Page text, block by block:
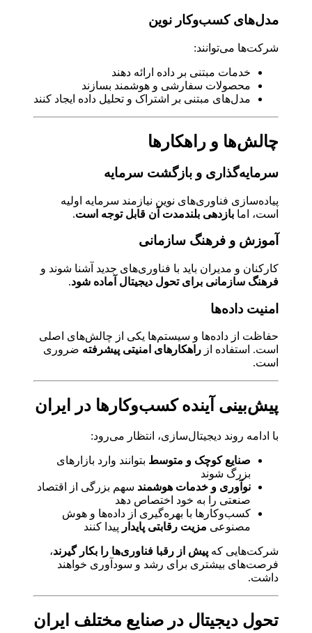
مدل‌های کسب‌وکار نوین
شرکت‌ها می‌توانند:
خدمات مبتنی بر داده ارائه دهند
محصولات سفارشی و هوشمند بسازند
مدل‌های مبتنی بر اشتراک و تحلیل داده ایجاد کنند
چالش‌ها و راهکارها
سرمایه‌گذاری و بازگشت سرمایه
پیاده‌سازی فناوری‌های نوین نیازمند سرمایه اولیه
است، اما بازدهی بلندمدت آن قابل توجه است.
آموزش و فرهنگ سازمانی
کارکنان و مدیران باید با فناوری‌های جدید آشنا شوند و
فرهنگ سازمانی برای تحول دیجیتال آماده شود.
امنیت داده‌ها
حفاظت از داده‌ها و سیستم‌ها یکی از چالش‌های اصلی
است. استفاده از راهکارهای امنیتی پیشرفته ضروری
است.
پیش‌بینی آینده کسب‌وکارها در ایران
با ادامه روند دیجیتال‌سازی، انتظار می‌رود:
صنایع کوچک و متوسط بتوانند وارد بازارهای
بزرگ شوند
نوآوری و خدمات هوشمند سهم بزرگی از اقتصاد
صنعتی را به خود اختصاص دهد
کسب‌وکارها با بهره‌گیری از داده‌ها و هوش
مصنوعی مزیت رقابتی پایدار پیدا کنند
شرکت‌هایی که پیش از رقبا فناوری‌ها را بکار گیرند،
فرصت‌های بیشتری برای رشد و سودآوری خواهند
داشت.
تحول دیجیتال در صنایع مختلف ایران